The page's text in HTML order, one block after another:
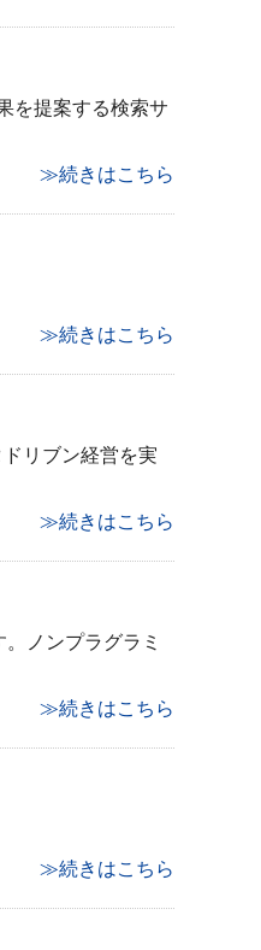
を提案する検索サ
≫続きはこちら
≫続きはこちら
リブン経営を実
≫続きはこちら
ノンプラグラミ
≫続きはこちら
≫続きはこちら